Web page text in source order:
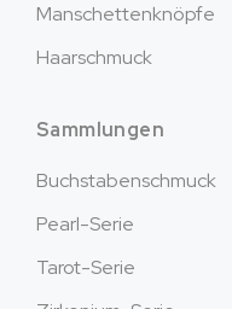
Manschettenknöpfe
Haarschmuck
Sammlungen
Buchstabenschmuck
Pearl-Serie
Tarot-Serie